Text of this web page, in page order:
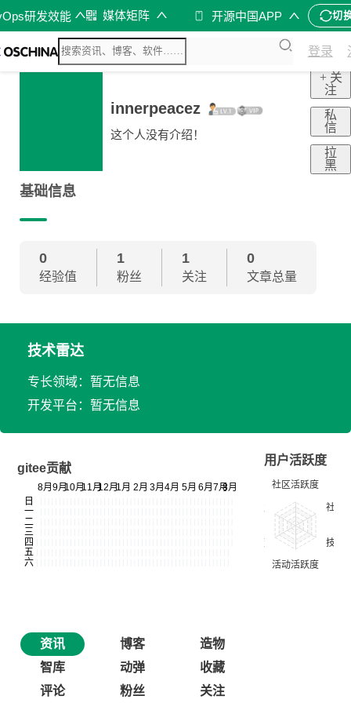
研发效能 媒体矩阵 开源中国APP 切
登录
innerpeacez
这个人没有介绍！
+ 关
注
私
信
拉
黑
基础信息
0
经验值
1
粉丝
1
关注
0
文章总量
技术雷达
专长领域：暂无信息
开发平台：暂无信息
gitee贡献
用户活跃度
资讯 博客
造物
智库
动弹
收藏
评论
粉丝 关注